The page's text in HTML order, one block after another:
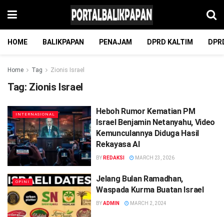
HOME BALIKPAPAN PENAJAM DPRD KALTIM
Home Tag Zionis Israel
Tag: Zionis Israel
INTERNASIONAL
Heboh Rumor Kematian PM
Israel Benjamin Netanyahu, Video
Kemunculannya Diduga Hasil
Rekayasa AI
BY REDAKSI MARCH 23, 2026
OPINI
Jelang Bulan Ramadhan,
Waspada Kurma Buatan Israel
BYADMIN MARCH 2, 2024